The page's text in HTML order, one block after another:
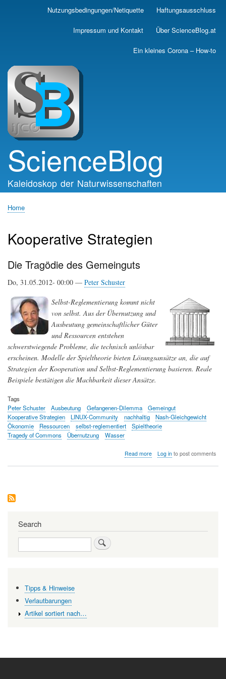
Skip
main
Nutzungsbedingungen/Netiquette Haftungsausschluss
Impressum und Kontakt Über ScienceBlog.at
Ein kleines Corona – How-to
ScienceBlog
Kaleidoskop der Naturwissenschaften
Home
Kooperative Strategien
Die Tragödie des Gemeinguts
Do, 31.05.2012- 00:00 — Peter Schuster
Selbst-Reglementierung kommt nicht
von selbst. Aus der Übernutzung und
Ausbeutung gemeinschaftlicher Güter
und Ressourcen entstehen
schwerstwiegende Probleme, die technisch unlösbar
erscheinen. Modelle der Spieltheorie bieten Lösungsansätze an, die auf
Strategien der Kooperation und Selbst-Reglementierung basieren. Reale
Beispiele bestätigen die Machbarkeit dieser Ansätze.
Tags
Peter Schuster
Ausbeutung Gefangenen-Dilemma
Gemeingut
Kooperative Strategien
LINUX-Community nachhaltig
Nash-Gleichgewicht
Ökonomie
Ressourcen selbst-reglementiert
Spieltheorie
Tragedy of Commons
Übernutzung Wasser
Read moreabout
Log into post comments
Search
Search
Tipps & Hinweise
Verlautbarungen
Artikel sortiert nach…